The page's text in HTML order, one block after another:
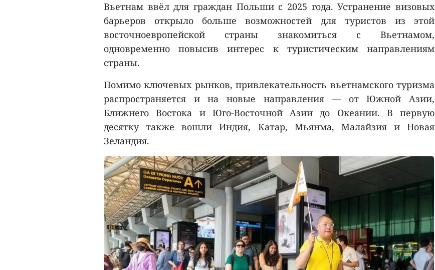
Вьетнам ввёл для граждан Польши с 2025 года. Устранение визовых
барьеров открыло больше возможностей для туристов из этой
восточноевропейской страны знакомиться с Вьетнамом,
одновременно повысив интерес к туристическим направлениям
страны.
Помимо ключевых рынков, привлекательность вьетнамского туризма
распространяется и на новые направления — от Южной Азии,
Ближнего Востока и Юго-Восточной Азии до Океании. В первую
десятку также вошли Индия, Катар, Мьянма, Малайзия и Новая
Зеландия.